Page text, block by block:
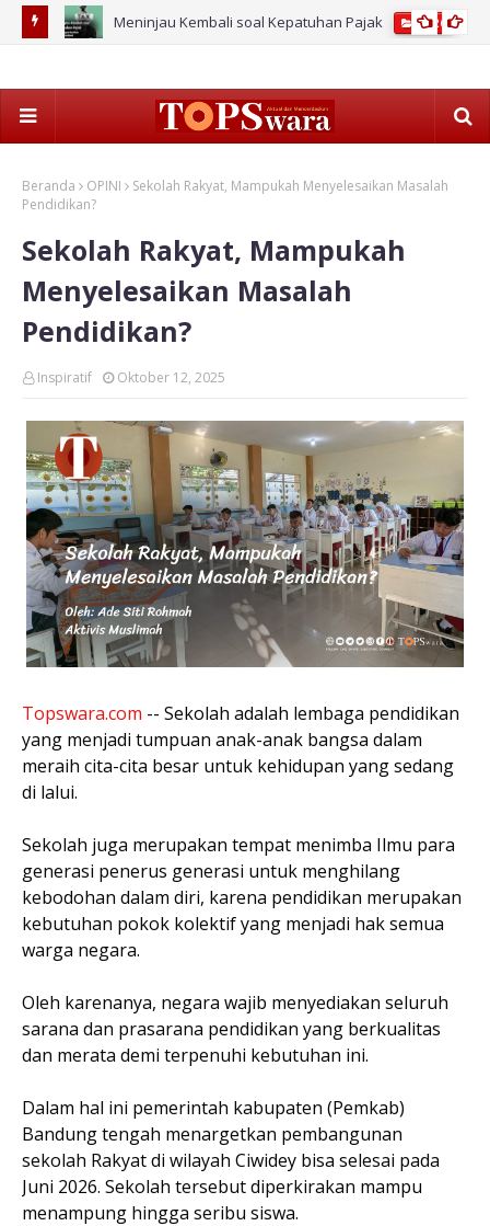
Meninjau Kembali soal Kepatuhan Pajak 2026
Beranda OPINI
Sekolah Rakyat, Mampukah Menyelesaikan Masalah
Pendidikan?
Sekolah Rakyat, Mampukah
Menyelesaikan Masalah
Pendidikan?
Inspiratif Oktober 12, 2025
Topswara.com -- Sekolah adalah lembaga pendidikan
yang menjadi tumpuan anak-anak bangsa dalam
meraih cita-cita besar untuk kehidupan yang sedang
di lalui.
Sekolah juga merupakan tempat menimba Ilmu para
generasi penerus generasi untuk menghilang
kebodohan dalam diri, karena pendidikan merupakan
kebutuhan pokok kolektif yang menjadi hak semua
warga negara.
Oleh karenanya, negara wajib menyediakan seluruh
sarana dan prasarana pendidikan yang berkualitas
dan merata demi terpenuhi kebutuhan ini.
Dalam hal ini pemerintah kabupaten (Pemkab)
Bandung tengah menargetkan pembangunan
sekolah Rakyat di wilayah Ciwidey bisa selesai pada
Juni 2026. Sekolah tersebut diperkirakan mampu
menampung hingga seribu siswa.